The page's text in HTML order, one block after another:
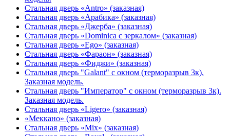
Стальная дверь «Antro» (заказная)
Стальная дверь «Арабика» (заказная)
Стальная дверь «Джерба» (заказная)
Стальная дверь «Dominica с зеркалом» (заказная)
Стальная дверь «Ego» (заказная)
Стальная дверь «Фараон» (заказная)
Стальная дверь «Фиджи» (заказная)
Стальная дверь "Galant" с окном (терморазрыв 3к).
Заказная модель.
Стальная дверь "Император" с окном (терморазрыв 3к).
Заказная модель.
Стальная дверь «Ligero» (заказная)
«Меккано» (заказная)
Стальная дверь «Mix» (заказная)